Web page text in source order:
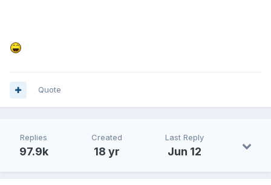
Quote
Replies
97.9k
Created
18 yr
Last Reply
Jun 12